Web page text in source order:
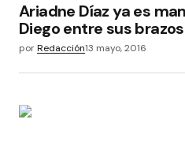
Ariadne Díaz ya es
Diego entre sus
porRedacción13 mayo, 2016